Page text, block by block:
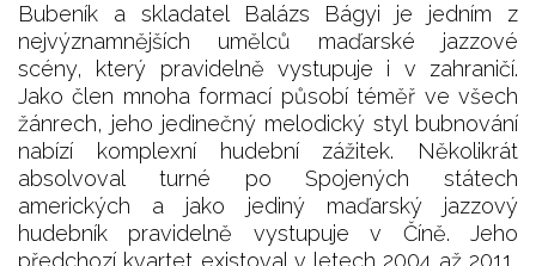
Bubeník a skladatel Balázs Bágyi je jedním z
nejvýznamnějších umělců maďarské jazzové
scény, který pravidelně vystupuje i v zahraničí.
Jako člen mnoha formací působí téměř ve všech
žánrech, jeho jedinečný melodický styl bubnování
nabízí komplexní hudební zážitek. Několikrát
absolvoval turné po Spojených státech
amerických a jako jediný maďarský jazzový
hudebník pravidelně vystupuje v Číně. Jeho
předchozí kvartet existoval v letech 2004 až 2011,